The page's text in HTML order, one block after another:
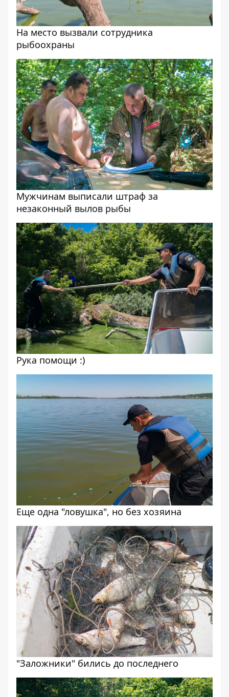
На место вызвали сотрудника
рыбоохраны
Мужчинам выписали штраф за
незаконный вылов рыбы
Рука помощи :)
Еще одна "ловушка", но без хозяина
"Заложники" бились до последнего